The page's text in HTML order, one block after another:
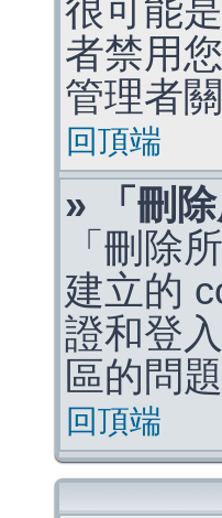
很可能
者禁用
管理者
回頂端
» 「刪
「刪除
建立的
證和登
區的問
回頂端